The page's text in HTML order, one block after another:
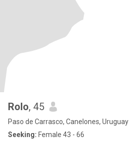
Rolo, 45
Paso de Carrasco, Canelones, Uruguay
Seeking: Female 43 - 66